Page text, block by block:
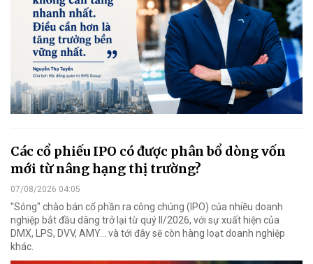
Các cổ phiếu IPO có được phân bổ dòng vốn
mới từ nâng hạng thị trường?
07/08/2026 04:05
"Sóng" chào bán cổ phần ra công chúng (IPO) của nhiều doanh
nghiệp bắt đầu dâng trở lại từ quý II/2026, với sự xuất hiện của
DMX, LPS, DVV, AMY... và tới đây sẽ còn hàng loạt doanh nghiệp
khác.